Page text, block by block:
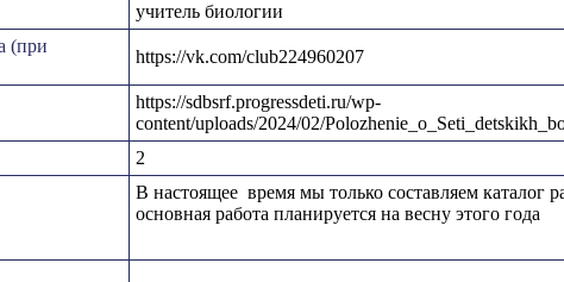
учитель биологии
(при
https://vk.com/club224960207
https://sdbsrf.progressdeti.ru/wp-
content/uploads/2024/02/
2
В настоящее время мы только составляем каталог
основная работа планируется на весну этого года